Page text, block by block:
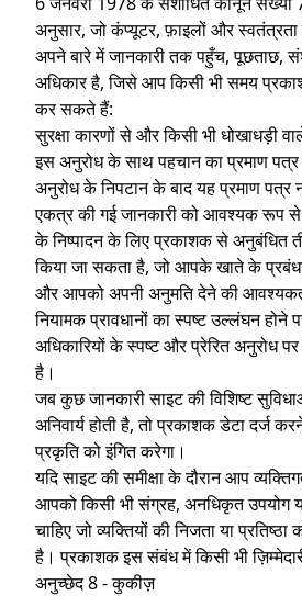
अनुसार, जो कंप्यूटर, फ़ाइलों और
अपने बारे में जानकारी तक पहुँच, पूछताछ,
अधिकार है, जिसे आप किसी भी समय
कर सकते हैं:
सुरक्षा कारणों से और किसी भी धोखाधड़ी
इस अनुरोध के साथ पहचान का प्रमाण पत्र
अनुरोध के निपटान के बाद यह प्रमाण पत्र
एकत्र की गई जानकारी को आवश्यक रूप से
के निष्पादन के लिए प्रकाशक से अनुबंधित
किया जा सकता है, जो आपके खाते के
और आपको अपनी अनुमति देने की
नियामक प्रावधानों का स्पष्ट उल्लंघन होने
अधिकारियों के स्पष्ट और प्रेरित अनुरोध
है।
जब कुछ जानकारी साइट की विशिष्ट
अनिवार्य होती है, तो प्रकाशक डेटा दर्ज
प्रकृति को इंगित करेगा।
यदि साइट की समीक्षा के दौरान आप
आपको किसी भी संग्रह, अनधिकृत उपयोग
चाहिए जो व्यक्तियों की निजता या
है। प्रकाशक इस संबंध में किसी भी
अनुच्छेद 8 - कुकीज़